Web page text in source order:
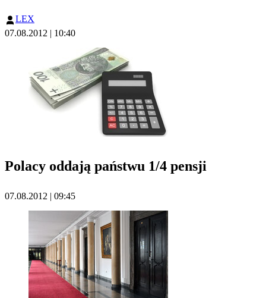
LEX
07.08.2012 | 10:40
Polacy oddają państwu 1/4 pensji
07.08.2012 | 09:45